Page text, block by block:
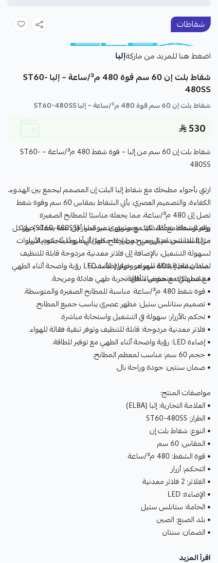
شفاطات
اضغط هنا للمزيد من ماركةإلبا
شفاط بلت إن 60 سم قوة 480 م³/ساعة – إلبا ST60-
480SS
شفاط بلت إن 60 سم قوة 480 م³/ساعة – إلبا ST60-480SS
530
شفاط بلت إن 60 سم من إلبا – قوة شفط 480 م³/ساعة – ST60-
480SS
ارتقِ بأجواء مطبخك مع شفاط إلبا البلت إن المصمم ليجمع بين الهدوء،
الكفاءة، والتصميم العصري. يأتي الشفاط بمقاس 60 سم وقوة شفط
تصل إلى 480 م³/ساعة، مما يجعله مناسبًا للمطابخ الصغيرة
والمتوسطة مع أداء ثابت وموثوق. يتميز الطراز (ST60-480SS) بهيكل
من الستانلس ستيل يمنح مطبخك مظهرًا أنيقًا ومتينًا يدوم لسنوات.
يوفر الشفاط شفطًا ذكيًا مع مستوى ضوضاء أقل، مما يجعله خيارًا
مثاليًا للاستخدام اليومي دون إزعاج. كما يأتي مزودًا بتحكم بالأزرار
لسهولة التشغيل، بالإضافة إلى فلاتر معدنية مزدوجة قابلة للتنظيف
لضمان تنقية فعّالة للهواء. وتوفر إضاءة LED رؤية واضحة أثناء الطهي
مع استهلاك منخفض للطاقة.
لماذا شفاط إلبا 60 سم هو خيارك الأنسب؟
• شفط ذكي مع ضوضاء أقل: تجربة طهي هادئة ومريحة.
• قوة شفط 480 م³/ساعة: مناسبة للمطابخ الصغيرة والمتوسطة.
• تصميم ستانلس ستيل: مظهر عصري يناسب جميع المطابخ.
• تحكم بالأزرار: سهولة في التشغيل واستجابة مباشرة.
• فلاتر معدنية مزدوجة: قابلة للتنظيف وتوفر تنقية فعّالة للهواء.
• إضاءة LED: رؤية واضحة أثناء الطهي مع توفير للطاقة.
• حجم 60 سم: مناسب لمعظم المطابخ.
• ضمان سنتين: جودة وراحة بال.
مواصفات المنتج:
• العلامة التجارية: إلبا (ELBA)
• الطراز: ST60-480SS
• النوع: شفاط بلت إن
• المقاس: 60 سم
• قوة الشفط: 480 م³/ساعة
• التحكم: أزرار
• الفلاتر: 2 فلاتر معدنية
• الإضاءة: LED
• الخامة: ستانلس ستيل
• بلد الصنع: الصين
• الضمان: سنتان
اقرأ المزيد